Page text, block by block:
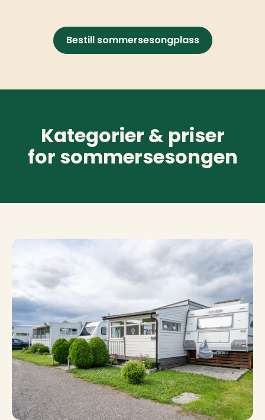
Bestill sommersesongplass
Kategorier & priser
for sommersesongen